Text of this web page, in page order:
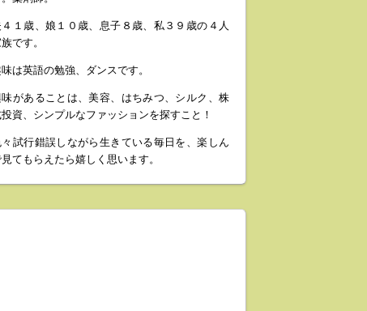
４１歳、娘１０歳、息子８歳、私３９歳の４人
です。
味は英語の勉強、ダンスです。
味があることは、美容、はちみつ、シルク、株
資、シンプルなファッションを探すこと！
試行錯誤しながら生きている毎日を、楽しん
てもらえたら嬉しく思います。